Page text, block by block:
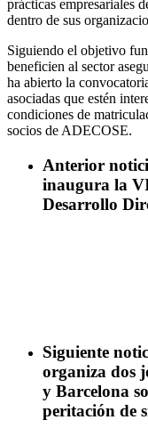
prácticas empresariales
dentro de sus
Siguiendo el objetivo
beneficien al sector
ha abierto la
asociadas que estén
condiciones de
socios de ADECOSE.
Anterior
inaugura la
Desarrollo
Siguiente
organiza dos
y Barcelona
peritación de